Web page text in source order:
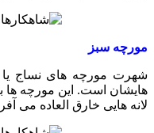
مورچه سبز
شهرت مورچه های نساج یا
هایشان است. این مورچه ها
لانه هایی خارق العاده می